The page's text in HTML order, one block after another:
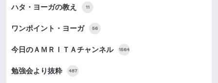
ハタ・ヨーガの教え 11
ワンポイント・ヨーガ 56
今日のＡＭＲＩＴＡチャンネル 1564
勉強会より抜粋 487